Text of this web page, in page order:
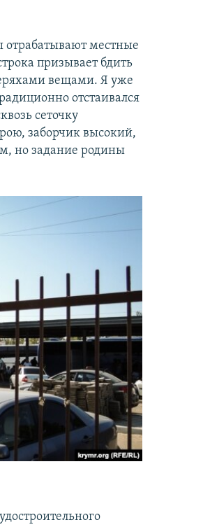
отрабатывают местные
призывает бдить
вещами. Я уже
отстаивался
сеточку
заборчик высокий,
но задание родины